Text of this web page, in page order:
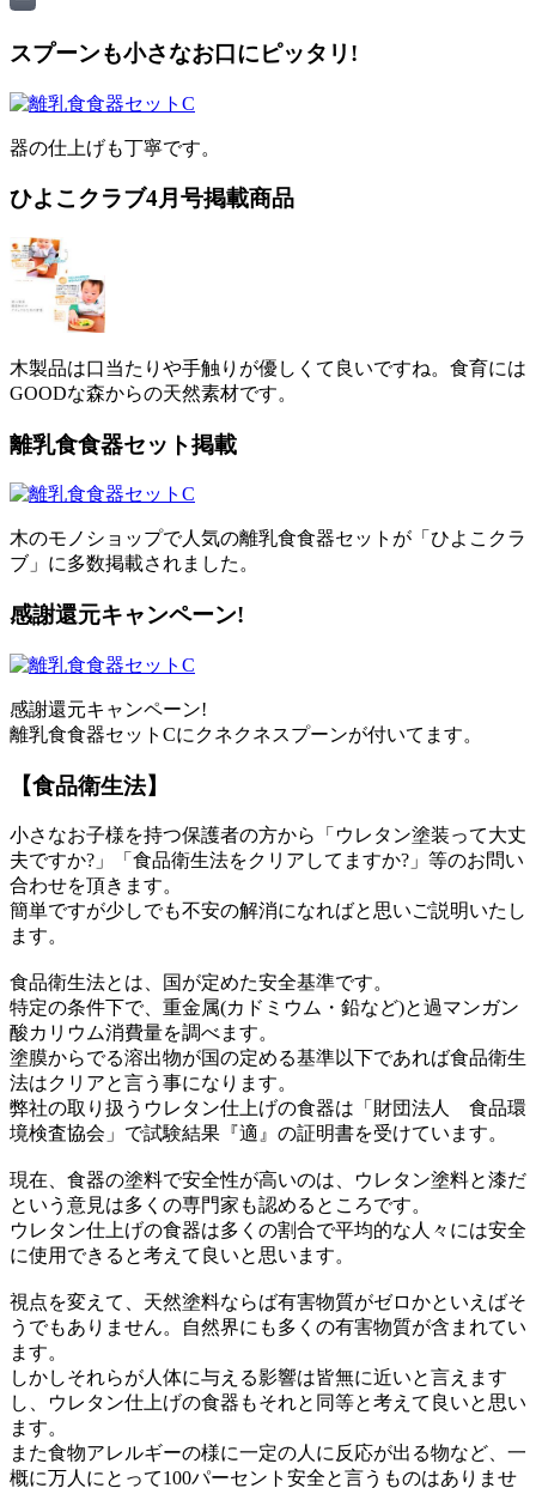
スプーンも小さなお口にピッタリ!
器の仕上げも丁寧です。
ひよこクラブ4月号掲載商品
木製品は口当たりや手触りが優しくて良いですね。食育には
GOODな森からの天然素材です。
離乳食食器セット掲載
木のモノショップで人気の離乳食食器セットが「ひよこクラ
ブ」に多数掲載されました。
感謝還元キャンペーン!
感謝還元キャンペーン!
離乳食食器セットCにクネクネスプーンが付いてます。
【食品衛生法】
小さなお子様を持つ保護者の方から「ウレタン塗装って大丈
夫ですか?」「食品衛生法をクリアしてますか?」等のお問い
合わせを頂きます。
簡単ですが少しでも不安の解消になればと思いご説明いたし
ます。
食品衛生法とは、国が定めた安全基準です。
特定の条件下で、重金属(カドミウム・鉛など)と過マンガン
酸カリウム消費量を調べます。
塗膜からでる溶出物が国の定める基準以下であれば食品衛生
法はクリアと言う事になります。
弊社の取り扱うウレタン仕上げの食器は「財団法人 食品環
境検査協会」で試験結果『適』の証明書を受けています。
現在、食器の塗料で安全性が高いのは、ウレタン塗料と漆だ
という意見は多くの専門家も認めるところです。
ウレタン仕上げの食器は多くの割合で平均的な人々には安全
に使用できると考えて良いと思います。
視点を変えて、天然塗料ならば有害物質がゼロかといえばそ
うでもありません。自然界にも多くの有害物質が含まれてい
ます。
しかしそれらが人体に与える影響は皆無に近いと言えます
し、ウレタン仕上げの食器もそれと同等と考えて良いと思い
ます。
また食物アレルギーの様に一定の人に反応が出る物など、一
概に万人にとって100パーセント安全と言うものはありませ